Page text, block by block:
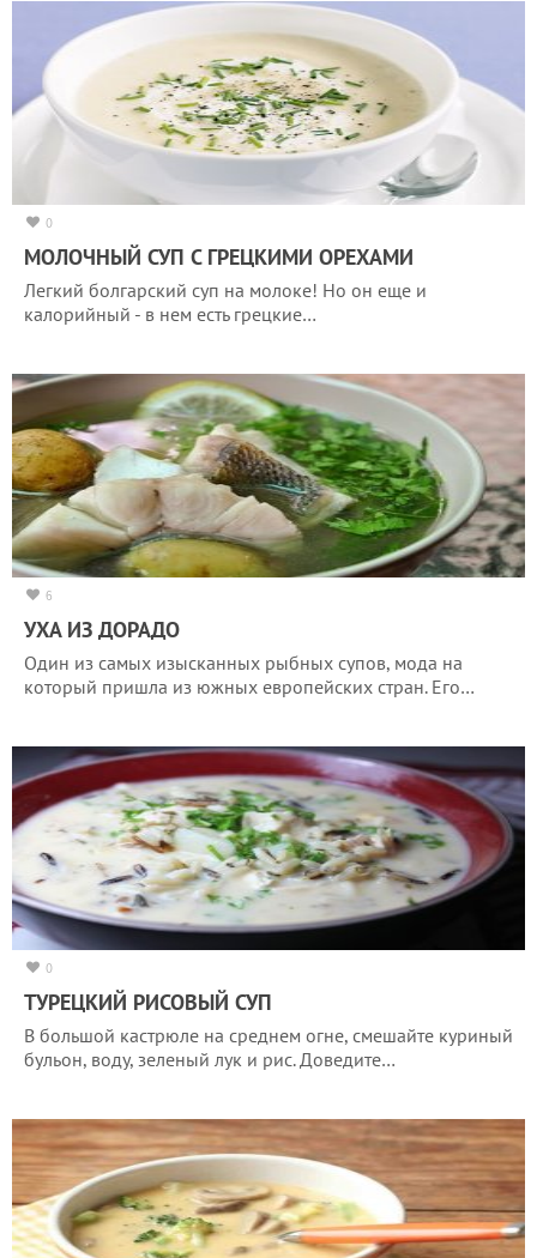
0
МОЛОЧНЫЙ СУП С ГРЕЦКИМИ ОРЕХАМИ
Легкий болгарский суп на молоке! Но он еще и
калорийный - в нем есть грецкие…
6
УХА ИЗ ДОРАДО
Один из самых изысканных рыбных супов, мода на
который пришла из южных европейских стран. Его…
0
ТУРЕЦКИЙ РИСОВЫЙ СУП
В большой кастрюле на среднем огне, смешайте куриный
бульон, воду, зеленый лук и рис. Доведите…